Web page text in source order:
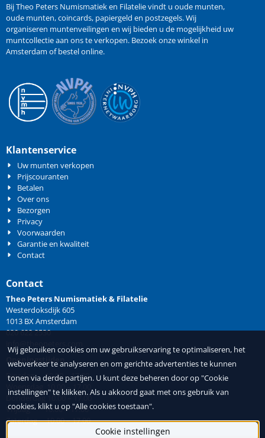
Bij Theo Peters Numismatiek en Filatelie vindt u oude munten,
oude munten,coincards, papiergeld en postzegels. Wij
organiseren muntenveilingen en wij bieden u de mogelijkheid uw
muntcollectie aan ons te verkopen. Bezoek onze winkel in
Amsterdam of bestel online.
Klantenservice
Uw munten verkopen
Prijscouranten
Betalen
Over ons
Bezorgen
Privacy
Voorwaarden
Garantie en kwaliteit
Contact
Contact
Theo Peters Numismatiek & Filatelie
Westerdoksdijk 605
1013 BX Amsterdam
020 622 2530
Openingstijden
Dinsdag 10.00 – 17.00
Woensdag 10.00 – 17.00
Donderdag 10.00 – 17.00
Vrijdag 10.00 – 17.00
Zaterdag 10.00 – 17.00
Wij gebruiken cookies om uw gebruikservaring te optimaliseren, het
webverkeer te analyseren en om gerichte advertenties te kunnen
tonen via derde partijen. U kunt deze beheren door op "Cookie
instellingen" te klikken. Als u akkoord gaat met ons gebruik van
cookies, klikt u op "Alle cookies toestaan".
Cookie instellingen